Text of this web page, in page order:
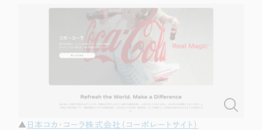
ブランドサイト・サービスサイト
ECサイト（オンラインショップ） （43件）
ポータルサイト・メディアサイト
（28件）
キャンペーン・プロモーションサイト
ブランディング（ロゴ・印刷物） （90件）
▲ 日本コカ・コーラ株式会社（コーポレートサイト）